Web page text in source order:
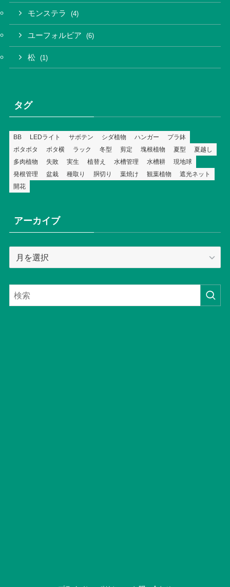
モンステラ (4)
ユーフォルビア (6)
松 (1)
タグ
BB LEDライト サボテン シダ植物 ハンガー
プラ鉢
ボタボタ
ボタ横 ラック 冬型 剪定 塊根植物 夏型
夏越し
多肉植物
失敗 実生 植替え 水槽管理 水槽耕
現地球
発根管理
盆栽 種取り 胴切り 葉焼け 観葉植物
遮光ネット
開花
アーカイブ
ー
イ
ブ